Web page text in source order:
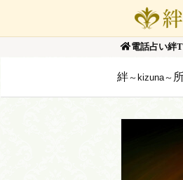
電話占い絆
絆～kizuna～